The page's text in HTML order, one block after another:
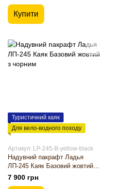
Купити
Туристичний каяк
Для вело-водного походу
Артикул: LP-245-B-yellow-black
Надувний пакрафт Ладья
ЛП-245 Каяк Базовий жовтий з
чорним
7 900 грн